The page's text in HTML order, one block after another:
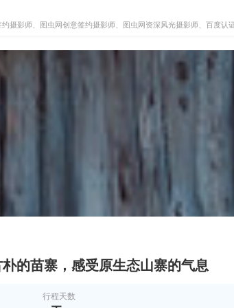
摄影师、图虫网创意签约摄影师、图虫网资深风光摄影师、百度
的苗寨，感受原生态山寨的气息
行程天数